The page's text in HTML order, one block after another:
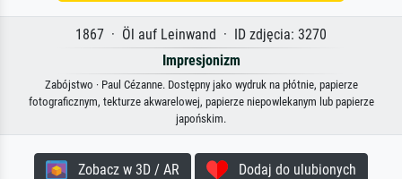
1867 · Öl auf Leinwand · ID zdjęcia: 3270
Impresjonizm
Zabójstwo · Paul Cézanne. Dostępny jako wydruk na płótnie, papierze
fotograficznym, tekturze akwarelowej, papierze niepowlekanym lub papierze
japońskim.
Zobacz w 3D / AR Dodaj do ulubionych